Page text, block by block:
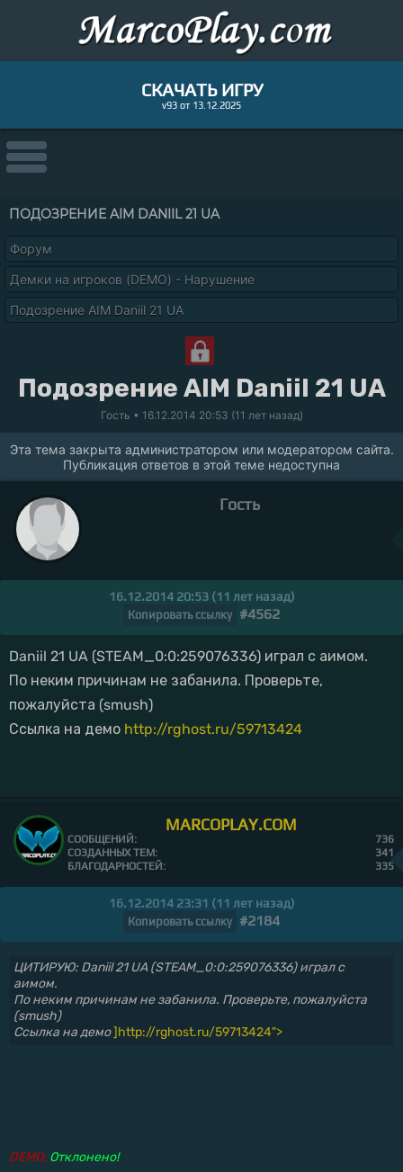
СКАЧАТЬ ИГРУ
v93 от 13.12.2025
ПОДОЗРЕНИЕ AIM DANIIL 21 UA
Форум
Демки на игроков (DEMO) - Нарушение
Подозрение AIM Daniil 21 UA
Подозрение AIM Daniil 21 UA
Гость • 16.12.2014 20:53 (11 лет назад)
Эта тема закрыта администратором или модератором сайта.
Публикация ответов в этой теме недоступна
Гость
16.12.2014 20:53 (11 лет назад)
Копировать ссылку #4562
Daniil 21 UA (STEAM_0:0:259076336) играл с аимом.
По неким причинам не забанила. Проверьте,
пожалуйста (smush)
Ссылка на демо http://rghost.ru/59713424
MARCOPLAY.COM
СООБЩЕНИЙ:
736
СОЗДАННЫХ ТЕМ:
341
БЛАГОДАРНОСТЕЙ:
335
16.12.2014 23:31 (11 лет назад)
Копировать ссылку #2184
ЦИТИРУЮ: Daniil 21 UA (STEAM_0:0:259076336) играл с
аимом.
По неким причинам не забанила. Проверьте, пожалуйста
(smush)
Ссылка на демо]http://rghost.ru/59713424">
DEMO: Отклонено!